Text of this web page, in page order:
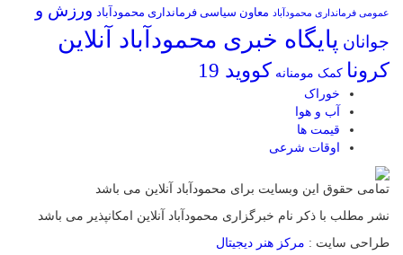
عمومی فرمانداری محمودآباد معاون سیاسی فرمانداری محمودآباد ورزش و
جوانان پایگاه خبری محمودآباد آنلاین
کرونا کمک مومنانه کووید 19
خوراک
آب و هوا
قیمت ها
اوقات شرعی
تمامی حقوق این وبسایت برای محمودآباد آنلاین می باشد
نشر مطلب با ذکر نام خبرگزاری محمودآباد آنلاین امکانپذیر می باشد
طراحی سایت : مرکز هنر دیجیتال